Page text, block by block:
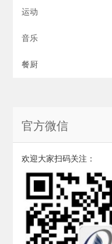
运动
音乐
餐厨
官方微信
欢迎大家扫码关注：